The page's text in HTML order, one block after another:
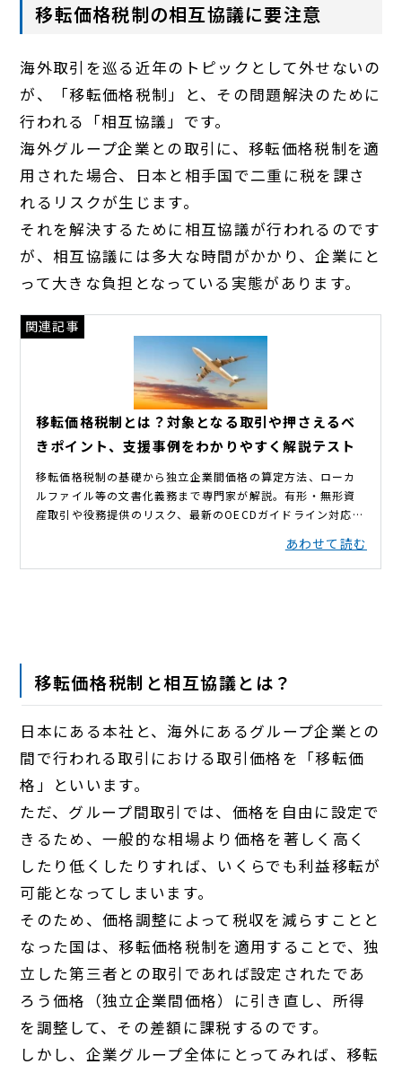
移転価格税制の相互協議に要注意
海外取引を巡る近年のトピックとして外せないの
が、「移転価格税制」と、その問題解決のために
行われる「相互協議」です。
海外グループ企業との取引に、移転価格税制を適
用された場合、日本と相手国で二重に税を課さ
れるリスクが生じます。
それを解決するために相互協議が行われるのです
が、相互協議には多大な時間がかかり、企業にと
って大きな負担となっている実態があります。
移転価格税制と相互協議とは？
日本にある本社と、海外にあるグループ企業との
間で行われる取引における取引価格を「移転価
格」といいます。
ただ、グループ間取引では、価格を自由に設定で
きるため、一般的な相場より価格を著しく高く
したり低くしたりすれば、いくらでも利益移転が
可能となってしまいます。
そのため、価格調整によって税収を減らすことと
なった国は、移転価格税制を適用することで、独
立した第三者との取引であれば設定されたであ
ろう価格（独立企業間価格）に引き直し、所得
を調整して、その差額に課税するのです。
しかし、企業グループ全体にとってみれば、移転